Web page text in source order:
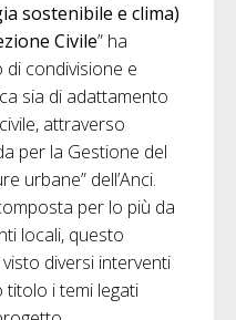
sostenibile e clima)
Civile” ha
condivisione e
sia di adattamento
attraverso
per la Gestione del
urbane” dell’Anci.
per lo più da
locali, questo
diversi interventi
i temi legati